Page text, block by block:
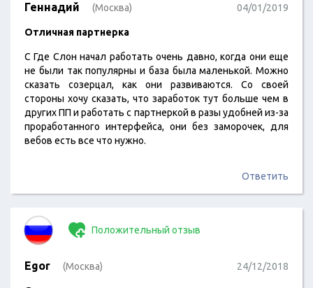
Геннадий (Москва) 04/01/2019
Отличная партнерка
С Где Слон начал работать очень давно, когда они еще
не были так популярны и база была маленькой. Можно
сказать созерцал, как они развиваются. Со своей
стороны хочу сказать, что заработок тут больше чем в
других ПП и работать с партнеркой в разы удобней из-за
проработанного интерфейса, они без заморочек, для
вебов есть все что нужно.
Ответить
Положительный отзыв
Egor (Москва) 24/12/2018